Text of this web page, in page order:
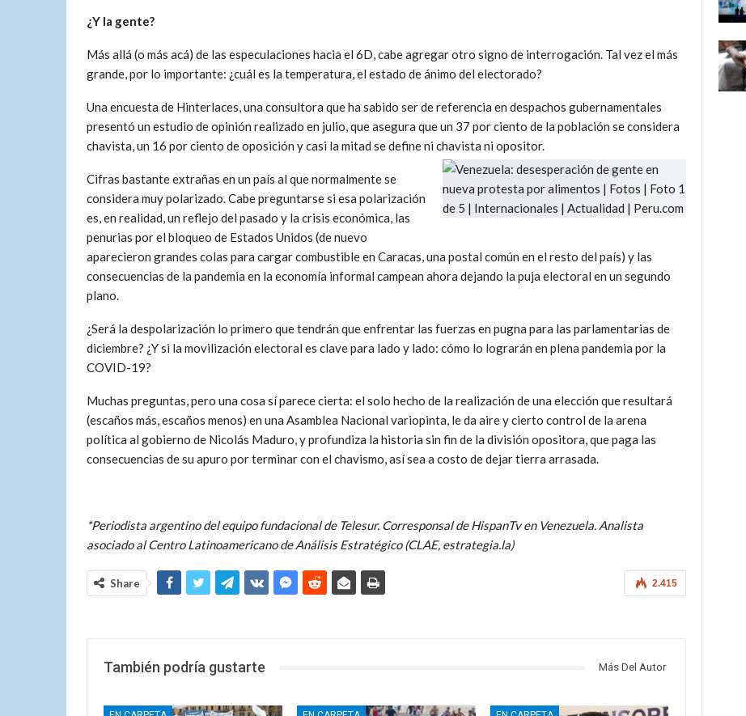
¿Y la gente?
Más allá (o más acá) de las especulaciones hacia el 6D, cabe agregar otro signo de interrogación. Tal vez el más
grande, por lo importante: ¿cuál es la temperatura, el estado de ánimo del electorado?
Una encuesta de Hinterlaces, una consultora que ha sabido ser de referencia en despachos gubernamentales
presentó un estudio de opinión realizado en julio, que asegura que un 37 por ciento de la población se considera
chavista, un 16 por ciento de oposición y casi la mitad se define ni chavista ni opositor.
Cifras bastante extrañas en un país al que normalmente se
considera muy polarizado. Cabe preguntarse si esa polarización
es, en realidad, un reflejo del pasado y la crisis económica, las
penurias por el bloqueo de Estados Unidos (de nuevo
aparecieron grandes colas para cargar combustible en Caracas, una postal común en el resto del país) y las
consecuencias de la pandemia en la economía informal campean ahora dejando la puja electoral en un segundo
plano.
¿Será la despolarización lo primero que tendrán que enfrentar las fuerzas en pugna para las parlamentarias de
diciembre? ¿Y si la movilización electoral es clave para lado y lado: cómo lo lograrán en plena pandemia por la
COVID-19?
Muchas preguntas, pero una cosa sí parece cierta: el solo hecho de la realización de una elección que resultará
(escaños más, escaños menos) en una Asamblea Nacional variopinta, le da aire y cierto control de la arena
política al gobierno de Nicolás Maduro, y profundiza la historia sin fin de la división opositora, que paga las
consecuencias de su apuro por terminar con el chavismo, así sea a costo de dejar tierra arrasada.
*Periodista argentino del equipo fundacional de Telesur. Corresponsal de HispanTv en Venezuela. Analista
asociado al Centro Latinoamericano de Análisis Estratégico (CLAE, estrategia.la)
2.415
Share
También podría gustarte Más Del Autor